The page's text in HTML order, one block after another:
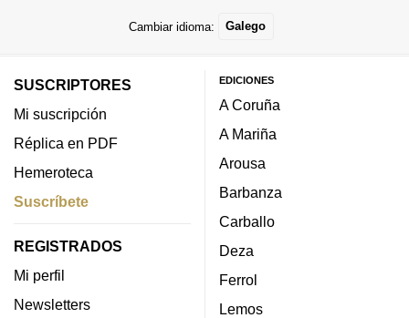
Cambiar idioma: Galego
SUSCRIPTORES
Mi suscripción
Réplica en PDF
Hemeroteca
Suscríbete
REGISTRADOS
Mi perfil
Newsletters
EDICIONES
A Coruña
A Mariña
Arousa
Barbanza
Carballo
Deza
Ferrol
Lemos